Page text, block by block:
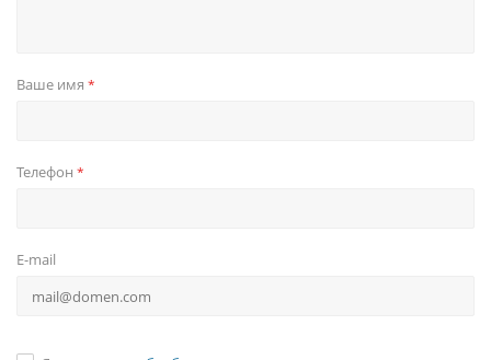
Ваше имя *
Телефон *
E-mail